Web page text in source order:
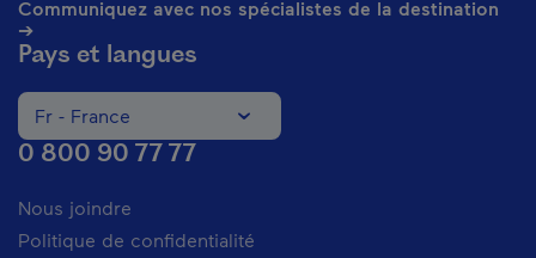
Communiquez avec nos spécialistes de la destination
➔
Pays et langues
Changer la langue du site Internet. La langue actuelle est
Fr - France
0 800 90 77 77
Nous joindre
Politique de confidentialité